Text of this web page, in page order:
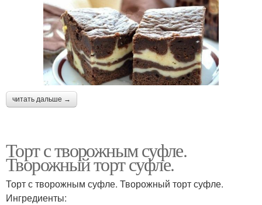
читать дальше →
Торт с творожным суфле.
Творожный торт суфле.
Торт с творожным суфле. Творожный торт суфле.
Ингредиенты: